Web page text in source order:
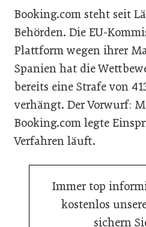
Booking.com steht seit
Behörden. Die EU-
Plattform wegen ihrer
Spanien hat die
bereits eine Strafe von
verhängt. Der Vorwurf:
Booking.com legte
Verfahren läuft.
Immer top
kostenlos
sichern